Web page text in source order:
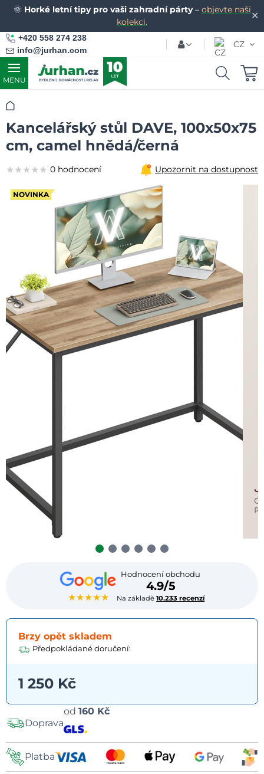
✕
🌞 Horké letní tipy pro vaši zahradní párty– objevte naši
kolekci.
+420 558 274 238
info@jurhan.com
CZ
MENU
Úvod
Kancelářský stůl DAVE, 100x50x75
cm, camel hnědá/černá
NOVINKA
★★★★★
Hodnocení obchodu
4.9/5
Na základě10.233 recenzí
★★★★★
★★★★★
★★★★★ 0 hodnocení Upozornit na dostupnost
Brzy opět skladem
Předpokládané doručení:
1 250 Kč
Doprava
od 160 Kč
Platba